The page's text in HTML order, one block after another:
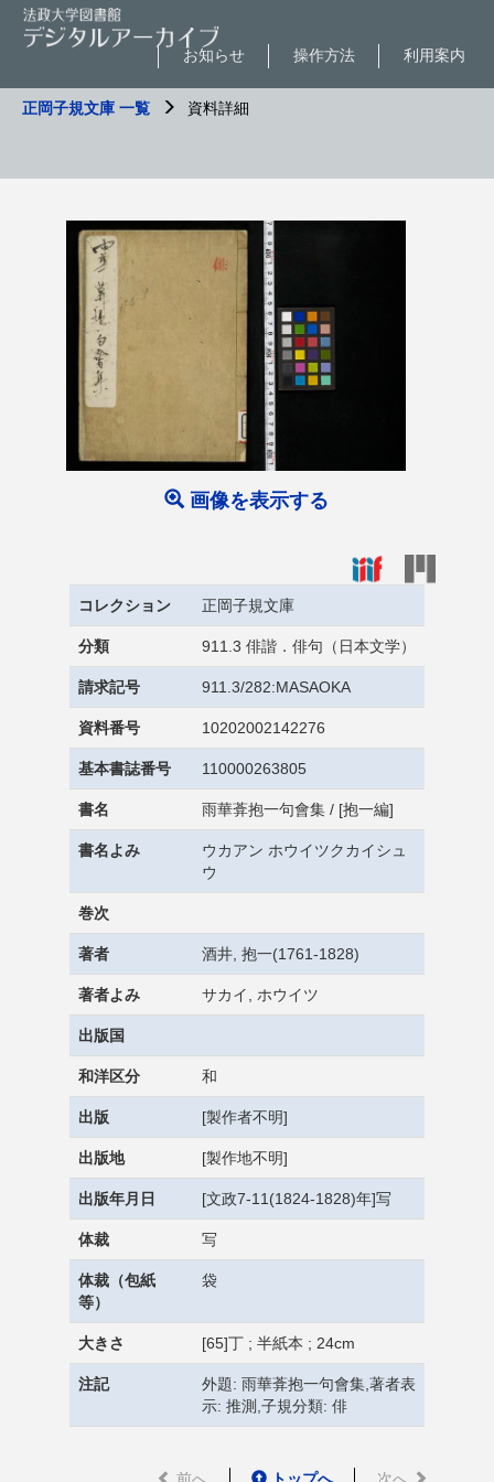
利用案内
操作方法
お知らせ
正岡子規文庫 一覧 資料詳細
画像を表示する
コレクション 正岡子規文庫
分類 911.3 俳諧．俳句（日本文学）
請求記号 911.3/282:MASAOKA
資料番号 10202002142276
基本書誌番号 110000263805
書名 雨華葊抱一句會集 / [抱一編]
書名よみ
ウカアン ホウイツクカイシュ
ウ
巻次
著者 酒井, 抱一(1761-1828)
著者よみ サカイ, ホウイツ
出版国
和洋区分 和
出版 [製作者不明]
出版地 [製作地不明]
出版年月日 [文政7-11(1824-1828)年]写
体裁 写
体裁（包紙
等）
袋
大きさ [65]丁 ; 半紙本 ; 24cm
注記
外題: 雨華葊抱一句會集,著者表
示: 推測,子規分類: 俳
前へ トップへ 次へ